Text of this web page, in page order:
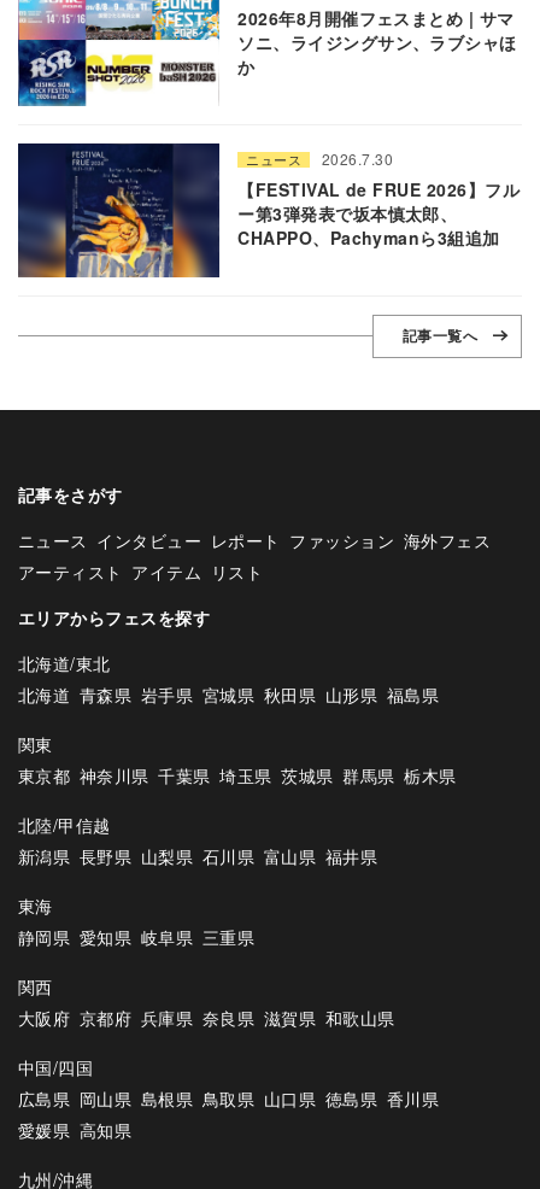
2026年8月開催フェスまとめ | サマ
ソニ、ライジングサン、ラブシャほ
か
ニュース 2026.7.30
【FESTIVAL de FRUE 2026】フル
ー第3弾発表で坂本慎太郎、
CHAPPO、Pachymanら3組追加
記事一覧へ
記事をさがす
ニュース インタビュー レポート ファッション 海外フェス
アーティスト アイテム リスト
エリアからフェスを探す
北海道/東北
北海道 青森県 岩手県 宮城県 秋田県 山形県 福島県
関東
東京都 神奈川県 千葉県 埼玉県 茨城県 群馬県 栃木県
北陸/甲信越
新潟県 長野県 山梨県 石川県 富山県 福井県
東海
静岡県 愛知県 岐阜県 三重県
関西
大阪府 京都府 兵庫県 奈良県 滋賀県 和歌山県
中国/四国
広島県 岡山県 島根県 鳥取県 山口県 徳島県 香川県
愛媛県 高知県
九州/沖縄